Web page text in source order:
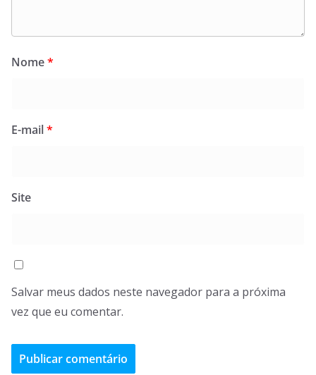
Nome*
E-mail*
Site
Salvar meus dados neste navegador para a próxima
vez que eu comentar.